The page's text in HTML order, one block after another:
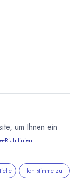
um Ihnen ein
Richtlinien
Ich stimme zu